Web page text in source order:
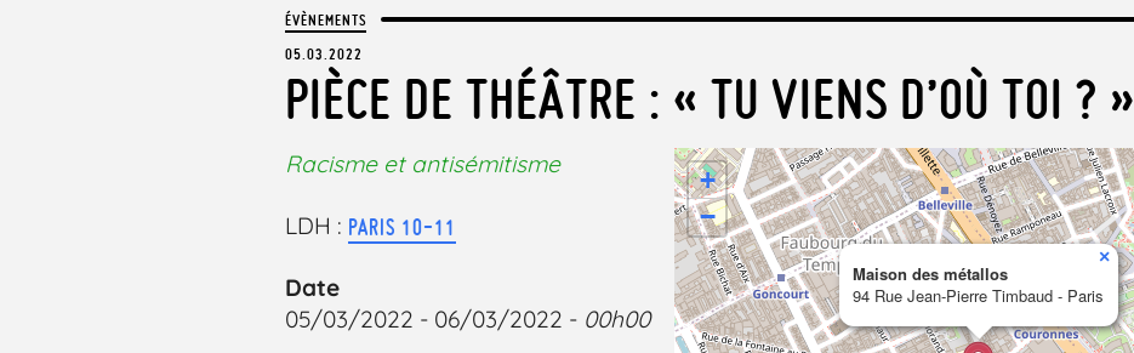
ÉVÈNEMENTS
05.03.2022
PIÈCE DE THÉÂTRE : « TU VIENS D’OÙ TOI ? »
Maison des métallos
94 Rue Jean-Pierre Timbaud - Paris
×
+
−
Racisme et antisémitisme
LDH : PARIS 10-11
Date
05/03/2022 - 06/03/2022 - 00h00